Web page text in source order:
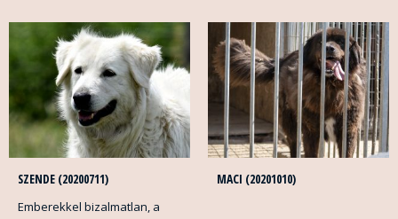
SZENDE (20200711)
Emberekkel bizalmatlan, a
MACI (20201010)